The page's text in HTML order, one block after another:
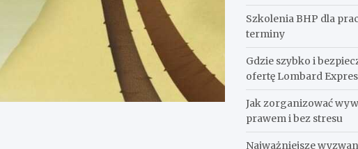
Szkolenia BHP dla
terminy
Gdzie szybko i
ofertę Lombard Expres
Jak zorganizować
prawem i bez stresu
Najważniejsze